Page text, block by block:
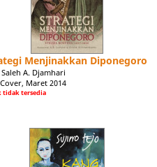
Menjinakkan Diponegoro
A. Djamhari
Maret 2014
tidak tersedia